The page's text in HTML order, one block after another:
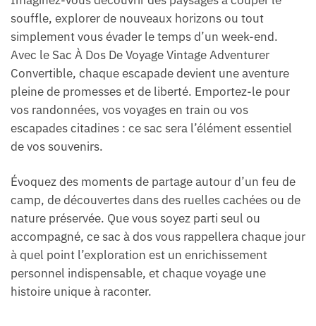
souffle, explorer de nouveaux horizons ou tout
simplement vous évader le temps d’un week-end.
Avec le Sac À Dos De Voyage Vintage Adventurer
Convertible, chaque escapade devient une aventure
pleine de promesses et de liberté. Emportez-le pour
vos randonnées, vos voyages en train ou vos
escapades citadines : ce sac sera l’élément essentiel
de vos souvenirs.
Évoquez des moments de partage autour d’un feu de
camp, de découvertes dans des ruelles cachées ou de
nature préservée. Que vous soyez parti seul ou
accompagné, ce sac à dos vous rappellera chaque jour
à quel point l’exploration est un enrichissement
personnel indispensable, et chaque voyage une
histoire unique à raconter.